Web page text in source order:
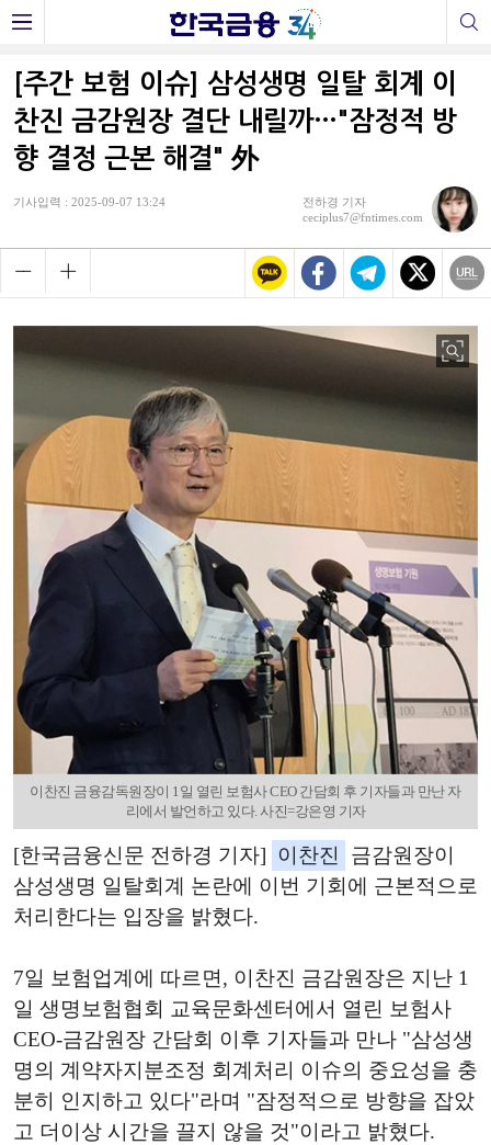
[주간 보험 이슈] 삼성생명 일탈 회계 이
찬진 금감원장 결단 내릴까…"잠정적 방
향 결정 근본 해결" 外
기사입력 : 2025-09-07 13:24
전하경 기자
ceciplus7@fntimes.com
이찬진 금융감독원장이 1일 열린 보험사 CEO 간담회 후 기자들과 만난 자
리에서 발언하고 있다. 사진=강은영 기자
[한국금융신문 전하경 기자] 이찬진
금감원장이
삼성생명 일탈회계 논란에 이번 기회에 근본적으로
처리한다는 입장을 밝혔다.
7일 보험업계에 따르면, 이찬진 금감원장은 지난 1
일 생명보험협회 교육문화센터에서 열린 보험사
CEO-금감원장 간담회 이후 기자들과 만나 "삼성생
명의 계약자지분조정 회계처리 이슈의 중요성을 충
분히 인지하고 있다"라며 "잠정적으로 방향을 잡았
고 더이상 시간을 끌지 않을 것"이라고 밝혔다.